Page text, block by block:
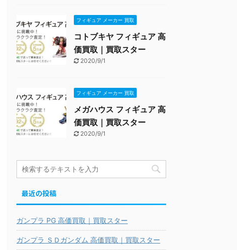
フィギュア メーカー 買取
コトブキヤ フィギュア 高
価買取｜買取スター
2020/9/1
フィギュア メーカー 買取
メガハウス フィギュア 高
価買取｜買取スター
2020/9/1
最近の投稿
ガンプラ PG 高価買取｜買取スター
ガンプラ ＳＤガンダム 高価買取｜買取スター